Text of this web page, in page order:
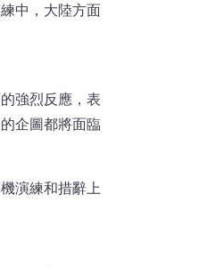
中，大陸方面
強烈反應，表
企圖都將面臨
演練和措辭上